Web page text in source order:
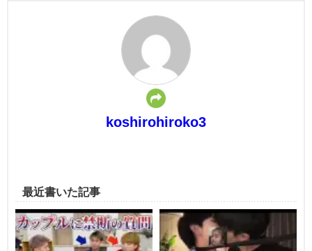
koshirohiroko3
最近書いた記事